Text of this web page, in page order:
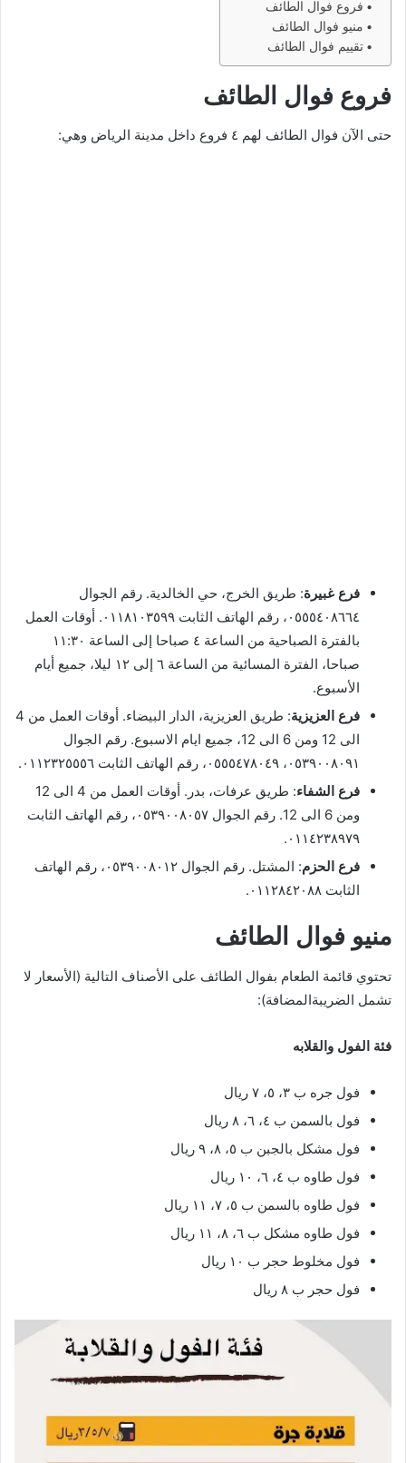
فروع فوال الطائف
منيو فوال الطائف
تقييم فوال الطائف
فروع فوال الطائف
حتى الآن فوال الطائف لهم ٤ فروع داخل مدينة الرياض وهي:
فرع غبيرة: طريق الخرج، حي الخالدية. رقم الجوال
٠٥٥٥٤٠٨٦٦٤، رقم الهاتف الثابت ٠١١٨١٠٣٥٩٩. أوقات العمل
بالفترة الصباحية من الساعة ٤ صباحا إلى الساعة ١١:٣٠
صباحا، الفترة المسائية من الساعة ٦ إلى ١٢ ليلا، جميع أيام
الأسبوع.
فرع العزيزية
: طريق العزيزية، الدار البيضاء. أوقات العمل من 4
الى 12 ومن 6 الى 12، جميع ايام الاسبوع. رقم الجوال
٠٥٣٩٠٠٨٠٩١، ٠٥٥٥٤٧٨٠٤٩، رقم الهاتف الثابت ٠١١٢٣٢٥٥٥٦.
فرع الشفاء
: طريق عرفات، بدر. أوقات العمل من 4 الى 12
ومن 6 الى 12. رقم الجوال ٠٥٣٩٠٠٨٠٥٧، رقم الهاتف الثابت
٠١١٤٢٣٨٩٧٩.
فرع الحزم
: المشتل. رقم الجوال ٠٥٣٩٠٠٨٠١٢، رقم الهاتف
الثابت ٠١١٢٨٤٢٠٨٨.
منيو فوال الطائف
تحتوي قائمة الطعام بفوال الطائف على الأصناف التالية (الأسعار لا
تشمل الضريبةالمضافة):
فئة الفول والقلابه
فول جره ب ٣، ٥، ٧ ريال
فول بالسمن ب ٤، ٦، ٨ ريال
فول مشكل بالجبن ب ٥، ٨، ٩ ريال
فول طاوه ب ٤، ٦، ١٠ ريال
فول طاوه بالسمن ب ٥، ٧، ١١ ريال
فول طاوه مشكل ب ٦، ٨، ١١ ريال
فول مخلوط حجر ب ١٠ ريال
فول حجر ب ٨ ريال